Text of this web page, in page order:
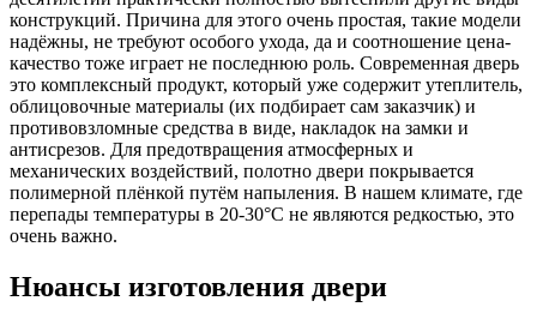
конструкций. Причина для этого очень простая, такие модели
надёжны, не требуют особого ухода, да и соотношение цена-
качество тоже играет не последнюю роль. Современная дверь
это комплексный продукт, который уже содержит утеплитель,
облицовочные материалы (их подбирает сам заказчик) и
противовзломные средства в виде, накладок на замки и
антисрезов. Для предотвращения атмосферных и
механических воздействий, полотно двери покрывается
полимерной плёнкой путём напыления. В нашем климате, где
перепады температуры в 20-30°С не являются редкостью, это
очень важно.
Нюансы изготовления двери